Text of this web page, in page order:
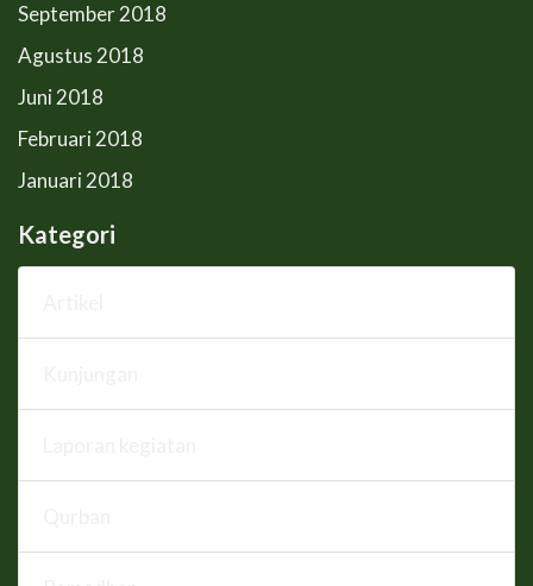
September 2018
Agustus 2018
Juni 2018
Februari 2018
Januari 2018
Kategori